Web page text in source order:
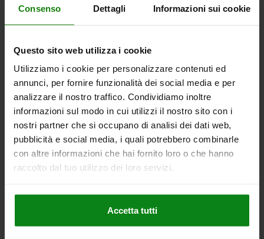
Consenso Dettagli Informazioni sui cookie
Questo sito web utilizza i cookie
Utilizziamo i cookie per personalizzare contenuti ed
annunci, per fornire funzionalità dei social media e per
analizzare il nostro traffico. Condividiamo inoltre
informazioni sul modo in cui utilizzi il nostro sito con i
nostri partner che si occupano di analisi dei dati web,
pubblicità e social media, i quali potrebbero combinarle
con altre informazioni che hai fornito loro o che hanno
raccolto dal tuo utilizzo dei loro servizi.
Accetta tutti
anche
cilindrici
da